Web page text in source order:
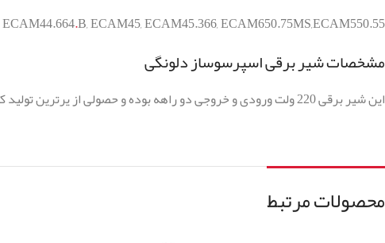
ECAM44.664.B,ECAM45,ECAM45.366,ECAM650.75MS,ECAM550.55
مشخصات شیر برقی اسپرسوساز دلونگی
این شیر برقی 220 ولت ورودی و خروجی دو راهه بوده و حصولی از یرترین تولید کننده
محصولات مرتبط